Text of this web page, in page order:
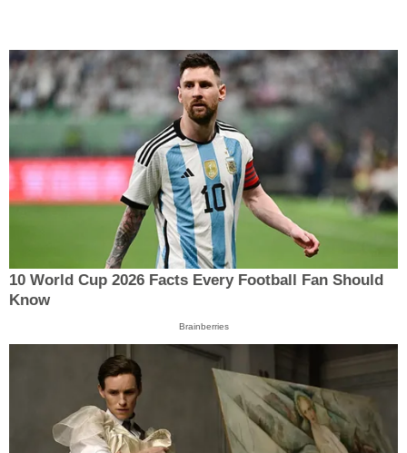
10 World Cup 2026 Facts Every Football Fan Should
Know
Brainberries